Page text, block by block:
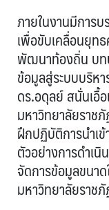
ภายในงานมีการ
เพื่อขับเคลื่อนยุท
พัฒนาท้องถิ่น บท
ข้อมูลสู่ระบบบริห
ดร.อดุลย์ สนั่นเอื้
มหาวิทยาลัยราช
ฝึกปฏิบัติการนำเ
ตัวอย่างการดำเนิ
จัดการข้อมูลขนา
มหาวิทยาลัยราช